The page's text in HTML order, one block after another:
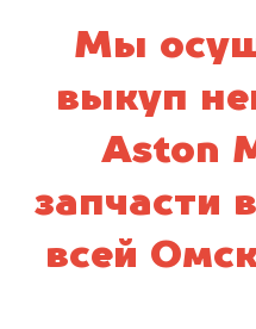
Мы
выкуп
Aston
запчасти
всей